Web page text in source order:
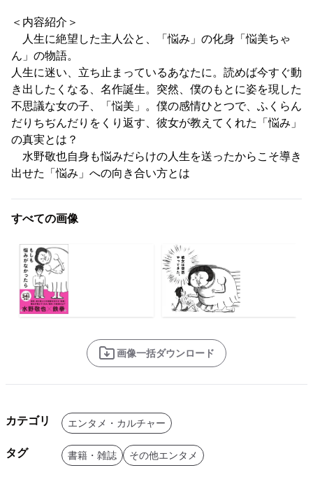
＜内容紹介＞
人生に絶望した主人公と、「悩み」の化身「悩美ちゃ
ん」の物語。
人生に迷い、立ち止まっているあなたに。読めば今すぐ動
き出したくなる、名作誕生。突然、僕のもとに姿を現した
不思議な女の子、「悩美」。僕の感情ひとつで、ふくらん
だりちぢんだりをくり返す、彼女が教えてくれた「悩み」
の真実とは？
水野敬也自身も悩みだらけの人生を送ったからこそ導き
出せた「悩み」への向き合い方とは
すべての画像
画像一括ダウンロード
カテゴリ エンタメ・カルチャー
タグ 書籍・雑誌 その他エンタメ